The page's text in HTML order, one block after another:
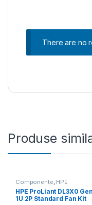
There are no
Produse
Componente, HPE
HPE ProLiant DL3X0
1U 2P Standard Fan Kit